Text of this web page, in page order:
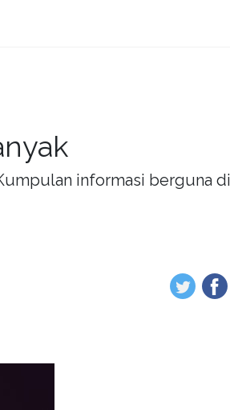
informasi berguna di